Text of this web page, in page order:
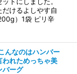
けるよしやす自
）1袋 ピリ辛
んなのはハンバー
われためっちゃ美
バーグ